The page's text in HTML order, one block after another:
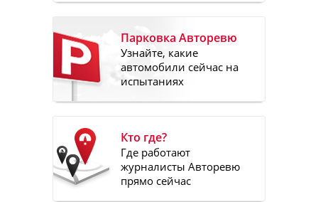
Парковка Авторевю
Узнайте, какие
автомобили сейчас на
испытаниях
Кто где?
Где работают
журналисты Авторевю
прямо сейчас